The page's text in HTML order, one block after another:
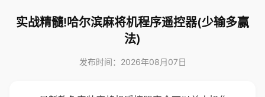
实战精髓!哈尔滨麻将机程序遥控器(少输多赢
法)
发布时间：2026年08月07日